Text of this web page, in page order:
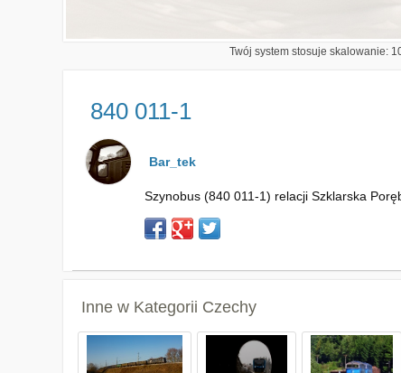
Twój system stosuje skalowanie:
840 011-1
Bar_tek
Szynobus (840 011-1) relacji Szklarska
Inne w Kategorii Czechy